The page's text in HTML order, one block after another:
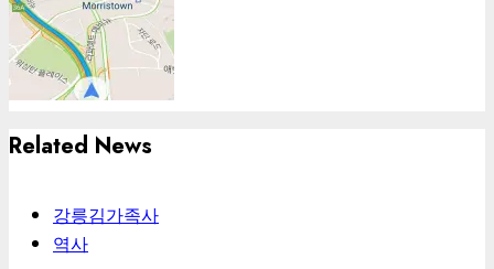
Related News
강릉김가족사
역사